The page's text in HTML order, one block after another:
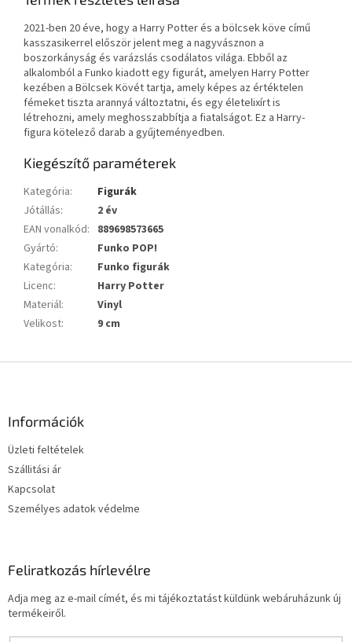
2021-ben 20 éve, hogy a Harry Potter és a bölcsek köve című
kasszasikerrel először jelent meg a nagyvásznon a
boszorkányság és varázslás csodálatos világa. Ebből az
alkalomból a Funko kiadott egy figurát, amelyen Harry Potter
kezében a Bölcsek Kövét tartja, amely képes az értéktelen
fémeket tiszta arannyá változtatni, és egy életelixírt is
létrehozni, amely meghosszabbítja a fiatalságot. Ez a Harry-
figura kötelező darab a gyűjteményedben.
Kiegészítő paraméterek
Kategória:
Figurák
Jótállás:
2 év
EAN vonalkód: 889698573665
Gyártó:
Funko POP!
Kategória:
Funko figurák
Licenc:
Harry Potter
Materiál:
Vinyl
Velikost: 9 cm
Információk
Üzleti feltételek
Szállitási ár
Kapcsolat
Személyes adatok védelme
Feliratkozás hírlevélre
Adja meg az e-mail címét, és mi tájékoztatást küldünk webáruházunk új
termékeiről.